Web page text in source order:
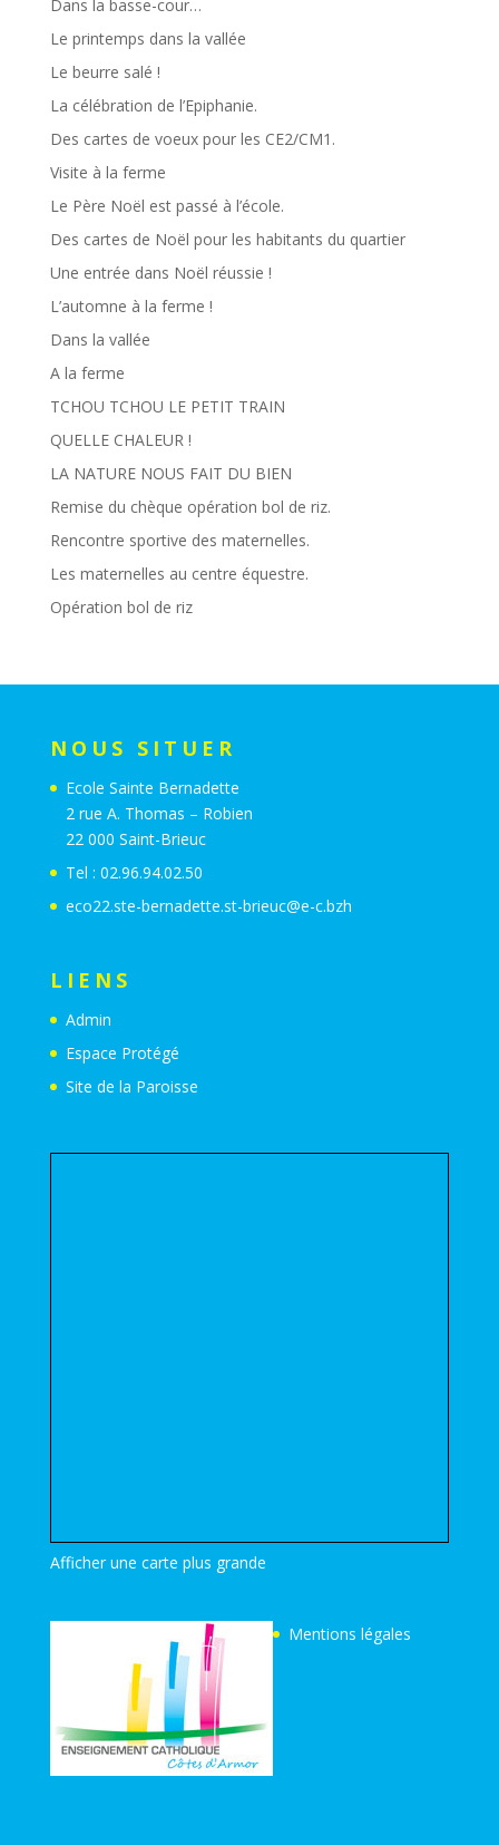
Dans la basse-cour…
Le printemps dans la vallée
Le beurre salé !
La célébration de l’Epiphanie.
Des cartes de voeux pour les CE2/CM1.
Visite à la ferme
Le Père Noël est passé à l’école.
Des cartes de Noël pour les habitants du quartier
Une entrée dans Noël réussie !
L’automne à la ferme !
Dans la vallée
A la ferme
TCHOU TCHOU LE PETIT TRAIN
QUELLE CHALEUR !
LA NATURE NOUS FAIT DU BIEN
Remise du chèque opération bol de riz.
Rencontre sportive des maternelles.
Les maternelles au centre équestre.
Opération bol de riz
NOUS SITUER
Ecole Sainte Bernadette
2 rue A. Thomas – Robien
22 000 Saint-Brieuc
Tel : 02.96.94.02.50
eco22.ste-bernadette.st-brieuc@e-c.bzh
LIENS
Admin
Espace Protégé
Site de la Paroisse
Afficher une carte plus grande
Mentions légales